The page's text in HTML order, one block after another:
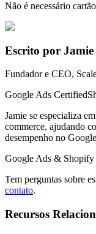
Não é necessário
Escrito por Jamie
Fundador e CEO,
Google Ads Certified
Jamie se especializa
commerce, ajudando
desempenho no
Google Ads & Shopify
Tem perguntas sobre
contato.
Recursos